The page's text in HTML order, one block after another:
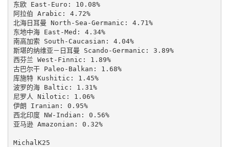
东欧 East-Euro: 10.08%
阿拉伯 Arabic: 4.72%
北海日耳曼 North-Sea-Germanic: 4.71%
东地中海 East-Med: 4.34%
南高加索 South-Caucasian: 4.04%
斯堪的纳维亚－日耳曼 Scando-Germanic: 3.89%
西芬兰 West-Finnic: 1.89%
古巴尔干 Paleo-Balkan: 1.68%
库施特 Kushitic: 1.45%
波罗的海 Baltic: 1.31%
尼罗人 Nilotic: 1.06%
伊朗 Iranian: 0.95%
西北印度 NW-Indian: 0.56%
亚马逊 Amazonian: 0.32%
MichalK25